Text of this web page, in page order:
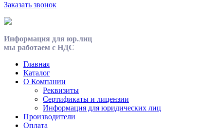
Заказать звонок
Информация для юр.лиц
мы работаем с НДС
Главная
Каталог
О Компании
Реквизиты
Сертификаты и лицензии
Информация для юридических лиц
Производители
Оплата